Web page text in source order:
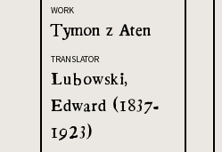
WORK
Tymon z Aten
TRANSLATOR
Lubowski,
Edward (1837-
1923)